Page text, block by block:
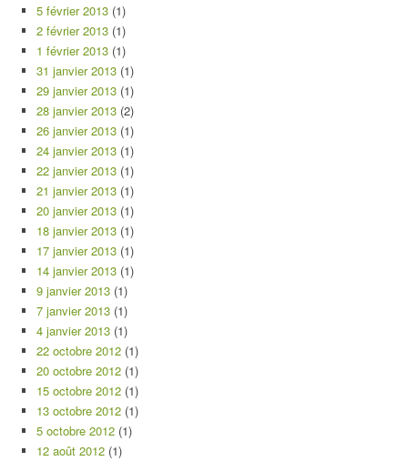
5 février 2013 (1)
2 février 2013 (1)
1 février 2013 (1)
31 janvier 2013 (1)
29 janvier 2013 (1)
28 janvier 2013 (2)
26 janvier 2013 (1)
24 janvier 2013 (1)
22 janvier 2013 (1)
21 janvier 2013 (1)
20 janvier 2013 (1)
18 janvier 2013 (1)
17 janvier 2013 (1)
14 janvier 2013 (1)
9 janvier 2013 (1)
7 janvier 2013 (1)
4 janvier 2013 (1)
22 octobre 2012 (1)
20 octobre 2012 (1)
15 octobre 2012 (1)
13 octobre 2012 (1)
5 octobre 2012 (1)
12 août 2012 (1)